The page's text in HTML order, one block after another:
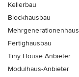
Kellerbau
Blockhausbau
Mehrgenerationenhaus
Fertighausbau
Tiny House Anbieter
Modulhaus-Anbieter